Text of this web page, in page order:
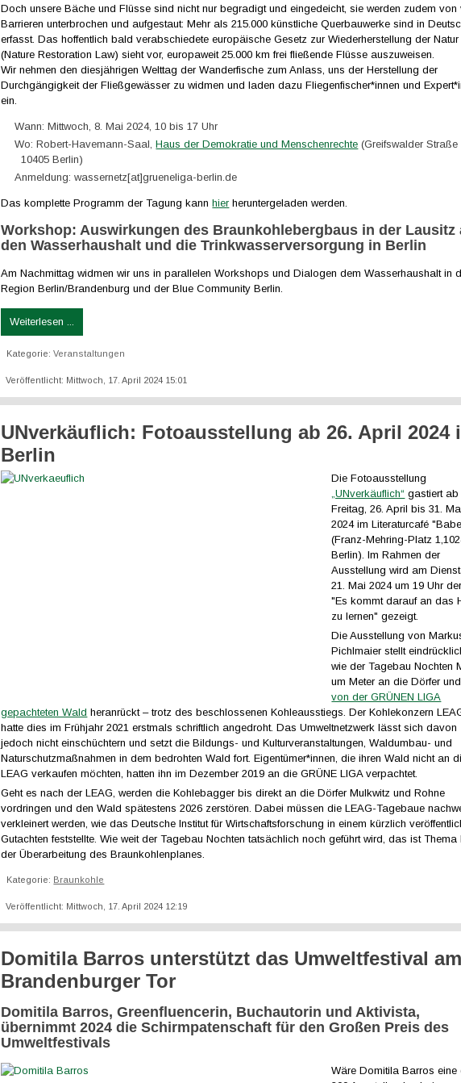
Doch unsere Bäche und Flüsse sind nicht nur begradigt und eingedeicht, sie werden zudem von
Barrieren unterbrochen und aufgestaut: Mehr als 215.000 künstliche Querbauwerke sind in
erfasst. Das hoffentlich bald verabschiedete europäische Gesetz zur Wiederherstellung der Natur
(Nature Restoration Law) sieht vor, europaweit 25.000 km frei fließende Flüsse auszuweisen.
Wir nehmen den diesjährigen Welttag der Wanderfische zum Anlass, uns der Herstellung der
Durchgängigkeit der Fließgewässer zu widmen und laden dazu Fliegenfischer*innen und
ein.
Wann: Mittwoch, 8. Mai 2024, 10 bis 17 Uhr
Wo: Robert-Havemann-Saal,Haus der Demokratie und Menschenrechte (Greifswalder Straße
10405 Berlin)
Anmeldung: wassernetz[at]grueneliga-berlin.de
Das komplette Programm der Tagung kannhier heruntergeladen werden.
Workshop: Auswirkungen des Braunkohlebergbaus in der Lausitz
den Wasserhaushalt und die Trinkwasserversorgung in Berlin
Am Nachmittag widmen wir uns in parallelen Workshops und Dialogen dem Wasserhaushalt in
Region Berlin/Brandenburg und der Blue Community Berlin.
Weiterlesen ...
Kategorie:Veranstaltungen
Veröffentlicht: Mittwoch, 17. April 2024 15:01
UNverkäuflich: Fotoausstellung ab 26. April 2024
Berlin
Die Fotoausstellung
„UNverkäuflich“ gastiert ab
Freitag, 26. April bis 31.
2024 im Literaturcafé
(Franz-Mehring-Platz
Berlin). Im Rahmen der
Ausstellung wird am
21. Mai 2024 um 19 Uhr
"Es kommt darauf an das
zu lernen" gezeigt.
Die Ausstellung von
Pichlmaier stellt
wie der Tagebau Nochten
um Meter an die Dörfer
von der GRÜNEN LIGA
gepachteten Wald heranrückt – trotz des beschlossenen Kohleausstiegs. Der Kohlekonzern
hatte dies im Frühjahr 2021 erstmals schriftlich angedroht. Das Umweltnetzwerk lässt sich davon
jedoch nicht einschüchtern und setzt die Bildungs- und Kulturveranstaltungen, Waldumbau- und
Naturschutzmaßnahmen in dem bedrohten Wald fort. Eigentümer*innen, die ihren Wald nicht an
LEAG verkaufen möchten, hatten ihn im Dezember 2019 an die GRÜNE LIGA verpachtet.
Geht es nach der LEAG, werden die Kohlebagger bis direkt an die Dörfer Mulkwitz und Rohne
vordringen und den Wald spätestens 2026 zerstören. Dabei müssen die LEAG-Tagebaue
verkleinert werden, wie das Deutsche Institut für Wirtschaftsforschung in einem kürzlich
Gutachten feststellte. Wie weit der Tagebau Nochten tatsächlich noch geführt wird, das ist Thema
der Überarbeitung des Braunkohlenplanes.
Kategorie: Braunkohle
Veröffentlicht: Mittwoch, 17. April 2024 12:19
Domitila Barros unterstützt das Umweltfestival am
Brandenburger Tor
Domitila Barros, Greenfluencerin, Buchautorin und Aktivista,
übernimmt 2024 die Schirmpatenschaft für den Großen Preis des
Umweltfestivals
Wäre Domitila Barros eine